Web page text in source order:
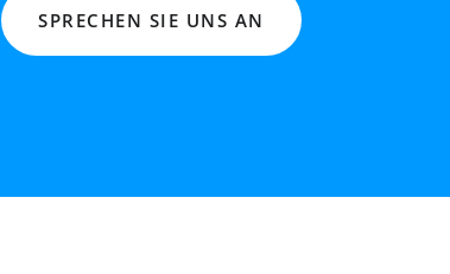
SPRECHEN SIE UNS AN